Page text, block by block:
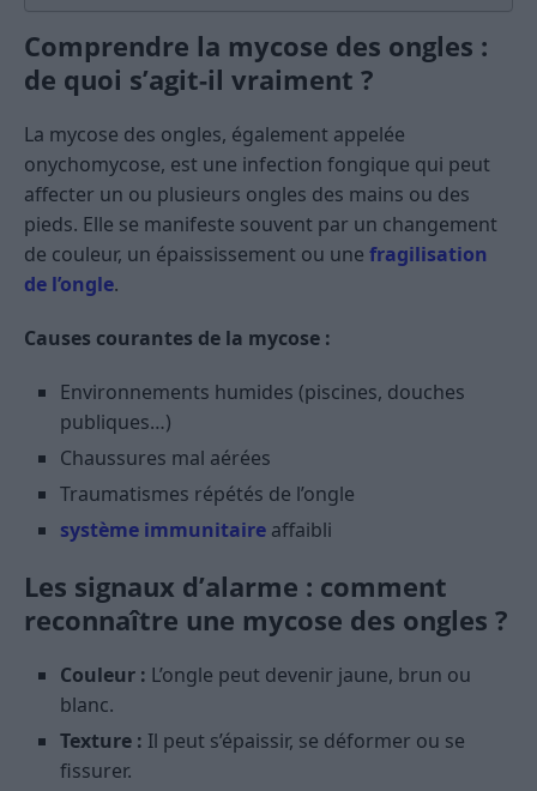
Comprendre la mycose des ongles :
de quoi s’agit-il vraiment ?
La mycose des ongles, également appelée
onychomycose, est une infection fongique qui peut
affecter un ou plusieurs ongles des mains ou des
pieds. Elle se manifeste souvent par un changement
de couleur, un épaississement ou une fragilisation
de l’ongle.
Causes courantes de la mycose :
Environnements humides (piscines, douches
publiques…)
Chaussures mal aérées
Traumatismes répétés de l’ongle
système immunitaire affaibli
Les signaux d’alarme : comment
reconnaître une mycose des ongles ?
Couleur : L’ongle peut devenir jaune, brun ou
blanc.
Texture : Il peut s’épaissir, se déformer ou se
fissurer.